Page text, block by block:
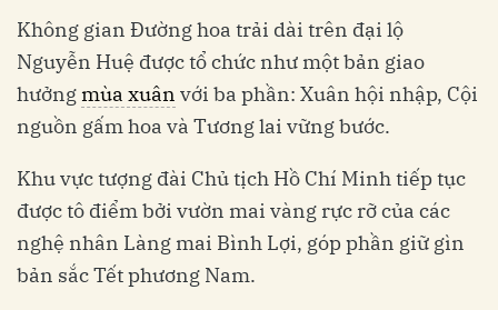
Không gian Đường hoa trải dài trên đại lộ
Nguyễn Huệ được tổ chức như một bản giao
hưởngmùa xuân với ba phần: Xuân hội nhập, Cội
nguồn gấm hoa và Tương lai vững bước.
Khu vực tượng đài Chủ tịch Hồ Chí Minh tiếp tục
được tô điểm bởi vườn mai vàng rực rỡ của các
nghệ nhân Làng mai Bình Lợi, góp phần giữ gìn
bản sắc Tết phương Nam.